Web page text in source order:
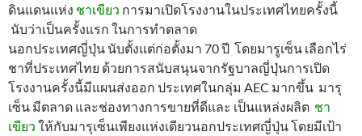
ดินแดนแห่ง ชาเขียว การมาเปิดโรงงานในประเทศไทยครั้งนี้
นับว่าเป็นครั้งแรก ในการทำตลาด
นอกประเทศญี่ปุ่น นับตั้งแต่ก่อตั้งมา 70 ปี โดยมารูเซ็น เลือกไร่
ชาที่ประเทศไทย ด้วยการสนับสนุนจากรัฐบาลญี่ปุ่นการเปิด
โรงงานครั้งนี้มีแผนส่งออก ประเทศในกลุ่ม AEC มากขึ้น มารุ
เซ็น มีตลาด และช่องทางการขายที่ดีและ เป็นแหล่งผลิต ชา
เขียว ให้กับมารุเซ็นเพียงแห่งเดียวนอกประเทศญี่ปุ่น โดยมีเป้า